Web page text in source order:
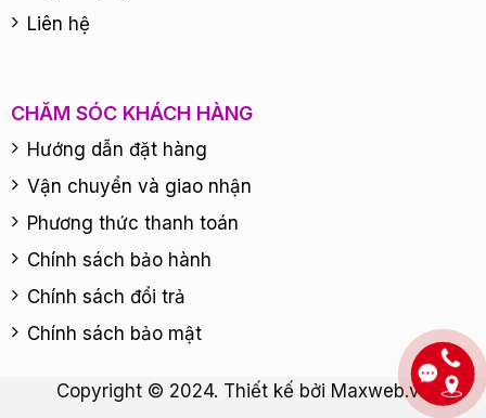
Liên hệ
CHĂM SÓC KHÁCH HÀNG
Hướng dẫn đặt hàng
Vận chuyển và giao nhận
Phương thức thanh toán
Chính sách bảo hành
Chính sách đổi trả
Chính sách bảo mật
Copyright © 2024. Thiết kế bởi Maxweb.vn